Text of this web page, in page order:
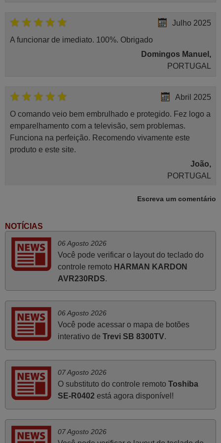
Julho 2025
A funcionar de imediato. 100%. Obrigado
Domingos Manuel,
PORTUGAL
Abril 2025
O comando veio bem embrulhado e protegido. Fez logo a
emparelhamento com a televisão, sem problemas.
Funciona na perfeição. Recomendo vivamente este
produto e este site.
João,
PORTUGAL
Boa noite. Dando correspondência ao solicitado no corpo
do vosso email supra sobre a minha opinião, quero
deixar aqui o meu testemunho sobre a experiência que
tive com a vossa Empresa durante a minha encomenda
supra: Acolhimento da encomenda, informação ao
cliente, clareza de instruções durante o processo,
ISTO DOU DOU A NOTA MÁXIMA DE 5 ESTRELAS.
Sinceramente, faço votos para que assim continuem, pois
infelizmente vai sendo raro encontrar Empresas cuja
relação online com o cliente seja tão prática e eficiente
cumprimentos.
Paulo,
PORTUGAL
Ótimo produto!! Não precisa fazer nenhuma
Escreva um comentário
NOTÍCIAS
06 Agosto 2026
Você pode verificar o layout do teclado do
controle remoto HARMAN KARDON
AVR230RDS.
06 Agosto 2026
Você pode acessar o mapa de botões
interativo de Trevi SB 8300TV.
07 Agosto 2026
O substituto do controle remoto Toshiba
SE-R0402 está agora disponível!
07 Agosto 2026